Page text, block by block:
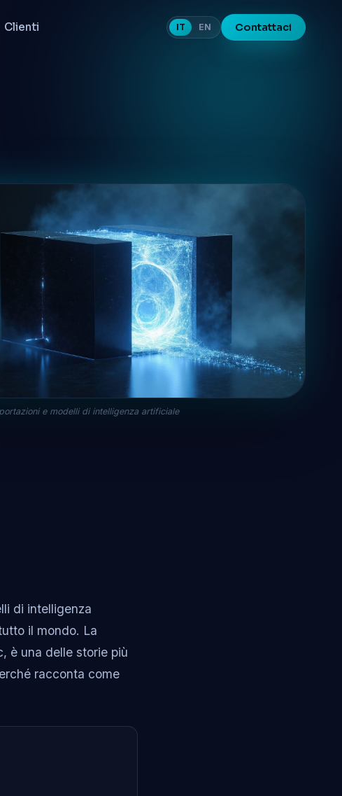
Clienti IT EN Contattaci
e modelli di intelligenza artificiale
di intelligenza
il mondo. La
è una delle storie più
racconta come